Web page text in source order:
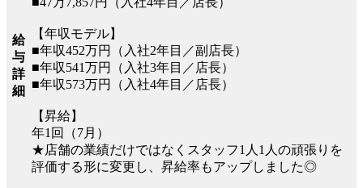
給
与
詳
細
【年収モデル】
■年収452万円（入社2年目／副店長）
■年収541万円（入社3年目／店長）
■年収573万円（入社4年目／店長）
【昇給】
年1回（7月）
★店舗の業績だけではなくスタッフ1人1人の頑張りを
評価する形に変更し、昇給率もアップしました◎